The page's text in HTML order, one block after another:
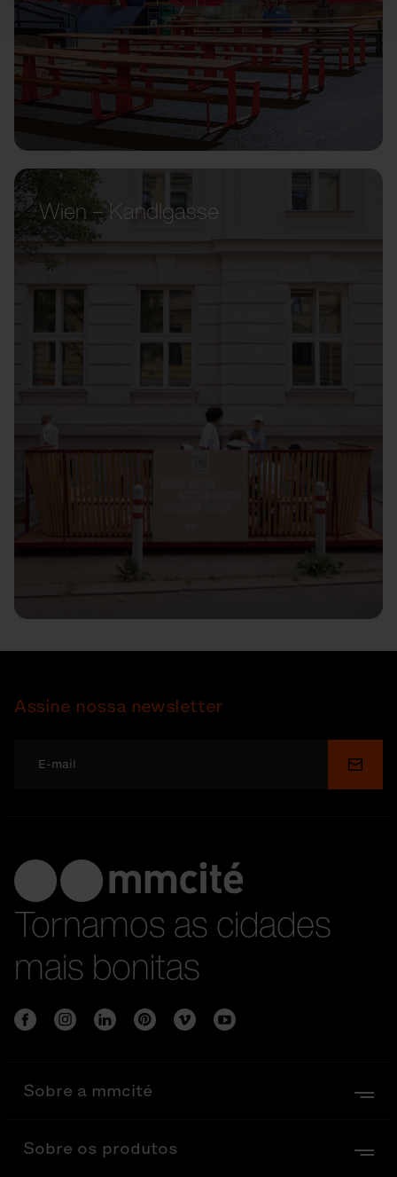
Wien – Kandlgasse
Assine nossa newsletter
Enviar
Tornamos as cidades
mais bonitas
Sobre a mmcité
Sobre os produtos